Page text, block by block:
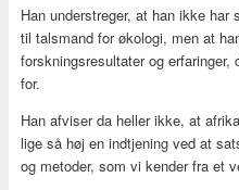
Han understreger, at han ikke
til talsmand for økologi, men at
forskningsresultater og erfaringer,
for.
Han afviser da heller ikke, at
lige så høj en indtjening ved at
og metoder, som vi kender fra et